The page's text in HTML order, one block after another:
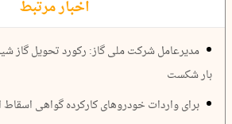
اخبار مرتبط
بار شکست
برای واردات خودروهای کارکرده گواهی اسقاط